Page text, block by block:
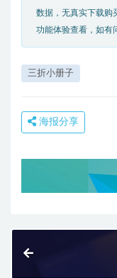
数据，无真实下载购
功能体验查看，如有
三折小册子
海报分享